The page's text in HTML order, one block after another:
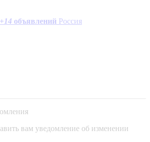
+14 объявлений Россия
вам уведомление об изменении